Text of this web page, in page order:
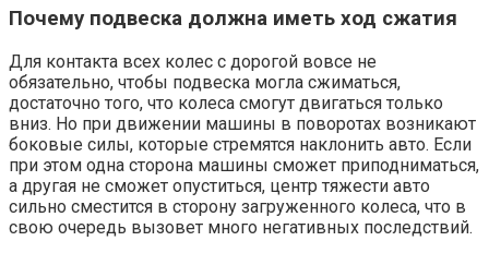
Почему подвеска должна иметь ход сжатия
Для контакта всех колес с дорогой вовсе не
обязательно, чтобы подвеска могла сжиматься,
достаточно того, что колеса смогут двигаться только
вниз. Но при движении машины в поворотах возникают
боковые силы, которые стремятся наклонить авто. Если
при этом одна сторона машины сможет приподниматься,
а другая не сможет опуститься, центр тяжести авто
сильно сместится в сторону загруженного колеса, что в
свою очередь вызовет много негативных последствий.